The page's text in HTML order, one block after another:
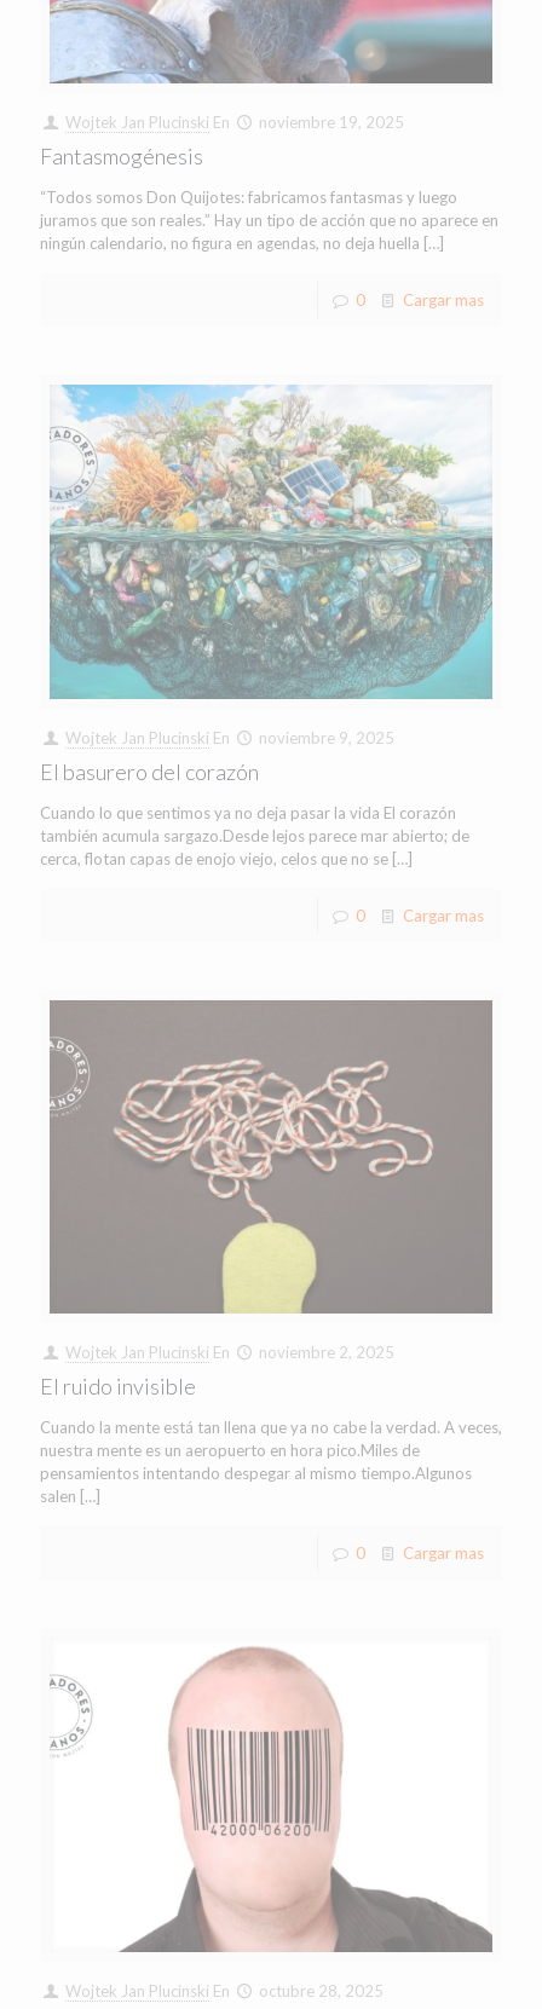
Wojtek Jan Plucinski En noviembre 19, 2025
Fantasmogénesis
“Todos somos Don Quijotes: fabricamos fantasmas y luego
juramos que son reales.” Hay un tipo de acción que no aparece en
ningún calendario, no figura en agendas, no deja huella […]
0 Cargar mas
Wojtek Jan Plucinski En noviembre 9, 2025
El basurero del corazón
Cuando lo que sentimos ya no deja pasar la vida El corazón
también acumula sargazo.Desde lejos parece mar abierto; de
cerca, flotan capas de enojo viejo, celos que no se […]
0 Cargar mas
Wojtek Jan Plucinski En noviembre 2, 2025
El ruido invisible
Cuando la mente está tan llena que ya no cabe la verdad. A veces,
nuestra mente es un aeropuerto en hora pico.Miles de
pensamientos intentando despegar al mismo tiempo.Algunos
salen […]
0 Cargar mas
Wojtek Jan Plucinski En octubre 28, 2025